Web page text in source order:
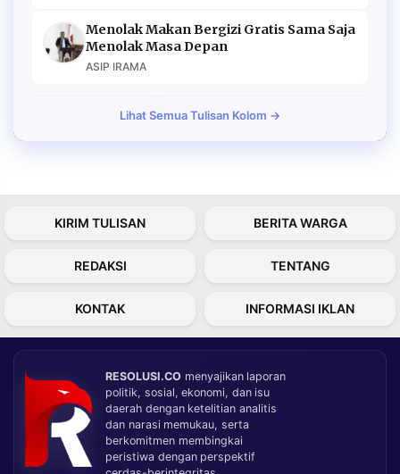
Menolak Makan Bergizi Gratis Sama Saja
Menolak Masa Depan
ASIP IRAMA
Lihat Semua Tulisan Kolom →
KIRIM TULISAN BERITA WARGA
REDAKSI TENTANG
KONTAK INFORMASI IKLAN
RESOLUSI.CO menyajikan laporan
politik, sosial, ekonomi, dan isu
daerah dengan ketelitian analitis
dan narasi memukau, serta
berkomitmen membingkai
peristiwa dengan perspektif